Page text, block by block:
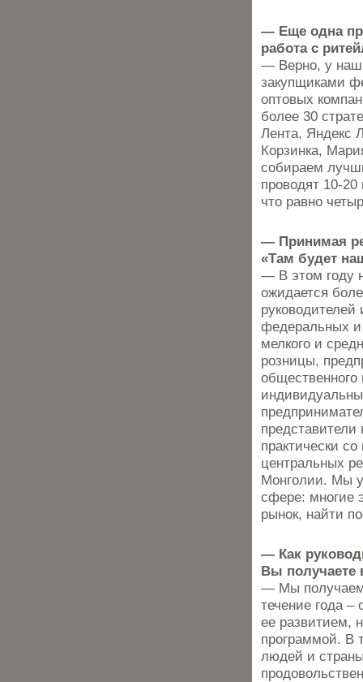
— Еще одна
работа с
— Верно, у
закупщиками
оптовых
более 30
Лента, Яндекс
Корзинка,
собираем
проводят 10-
что равно
— Принимая
«Там будет
— В этом году
ожидается
руководителей
федеральных и
мелкого и
розницы,
представители
практически
центральных
Монголии. Мы
сфере: многие
рынок, найти
— Как
Вы получаете
— Мы получаем
течение года –
ее развитием,
программой. В
людей и